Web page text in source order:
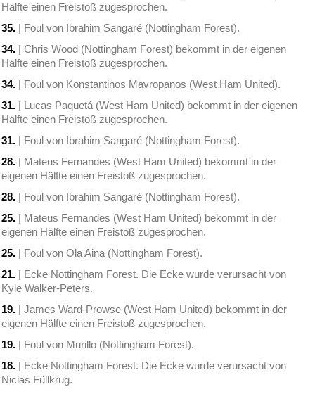
Hälfte einen Freistoß zugesprochen.
35. | Foul von Ibrahim Sangaré (Nottingham Forest).
34. | Chris Wood (Nottingham Forest) bekommt in der eigenen
Hälfte einen Freistoß zugesprochen.
34. | Foul von Konstantinos Mavropanos (West Ham United).
31. | Lucas Paquetá (West Ham United) bekommt in der eigenen
Hälfte einen Freistoß zugesprochen.
31. | Foul von Ibrahim Sangaré (Nottingham Forest).
28. | Mateus Fernandes (West Ham United) bekommt in der
eigenen Hälfte einen Freistoß zugesprochen.
28. | Foul von Ibrahim Sangaré (Nottingham Forest).
25. | Mateus Fernandes (West Ham United) bekommt in der
eigenen Hälfte einen Freistoß zugesprochen.
25. | Foul von Ola Aina (Nottingham Forest).
21. | Ecke Nottingham Forest. Die Ecke wurde verursacht von
Kyle Walker-Peters.
19. | James Ward-Prowse (West Ham United) bekommt in der
eigenen Hälfte einen Freistoß zugesprochen.
19. | Foul von Murillo (Nottingham Forest).
18. | Ecke Nottingham Forest. Die Ecke wurde verursacht von
Niclas Füllkrug.